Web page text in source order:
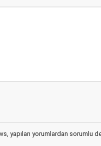
yapılan yorumlardan sorumlu